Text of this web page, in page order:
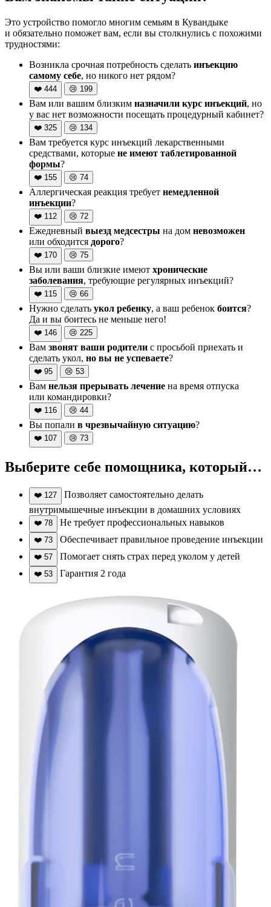
Это устройство помогло многим семьям в Кувандыке
и обязательно поможет вам, если вы столкнулись с похожими
трудностями:
Возникла срочная потребность сделать инъекцию
самому себе, но никого нет рядом?
❤️ 444 😢 199
Вам или вашим близким назначили курс инъекций, но
у вас нет возможности посещать процедурный кабинет?
❤️ 325 😢 134
Вам требуется курс инъекций лекарственными
средствами, которые не имеют таблетированной
формы?
❤️ 155 😢 74
Аллергическая реакция требует немедленной
инъекции?
❤️ 112 😢 72
Ежедневный выезд медсестры на дом невозможен
или обходится дорого?
❤️ 170 😢 75
Вы или ваши близкие имеют хронические
заболевания, требующие регулярных инъекций?
❤️ 115 😢 66
Нужно сделать укол ребенку, а ваш ребенок боится?
Да и вы боитесь не меньше него!
❤️ 146 😢 225
Вам звонят ваши родители с просьбой приехать и
сделать укол, но вы не успеваете?
❤️ 95 😢 53
Вам нельзя прерывать лечение на время отпуска
или командировки?
❤️ 116 😢 44
Вы попали в чрезвычайную ситуацию?
❤️ 107 😢 73
Выберите себе помощника, который…
❤️ 127
Позволяет самостоятельно делать
внутримышечные инъекции в домашних условиях
❤️ 78 Не требует профессиональных навыков
❤️ 73 Обеспечивает правильное проведение инъекции
❤️ 57 Помогает снять страх перед уколом у детей
❤️ 53 Гарантия 2 года